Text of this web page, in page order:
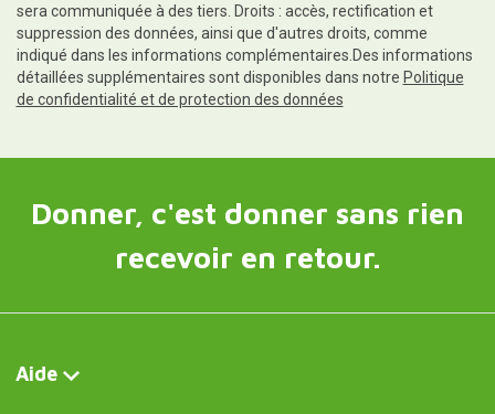
sera communiquée à des tiers. Droits : accès, rectification et
suppression des données, ainsi que d'autres droits, comme
indiqué dans les informations complémentaires.Des informations
détaillées supplémentaires sont disponibles dans notre Politique
de confidentialité et de protection des données
Donner, c'est donner sans rien
recevoir en retour.
Aide